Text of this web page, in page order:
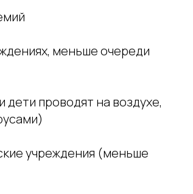
меньше очереди
проводят на воздухе,
учреждения (меньше